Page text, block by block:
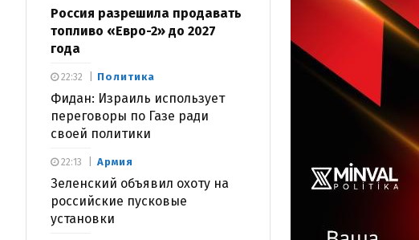
Россия разрешила продавать
топливо «Евро-2» до 2027
года
Политика
Фидан: Израиль использует
переговоры по Газе ради
своей политики
22:32
Армия
Зеленский объявил охоту на
российские пусковые
установки
22:13